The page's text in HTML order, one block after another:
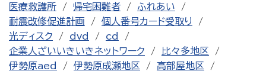
医療救護所
帰宅困難者
ふれあい
耐震改修促進計画
個人番号カード受取り
光ディスク
dvd
cd
企業人ざいいきいきネットワーク
比々多地区
伊勢原aed
伊勢原成瀬地区
高部屋地区